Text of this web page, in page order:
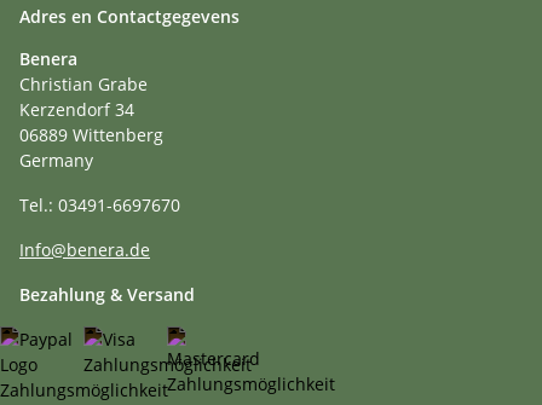
Adres en Contactgegevens
Benera
Christian Grabe
Kerzendorf 34
06889 Wittenberg
Germany
Tel.: 03491-6697670
Info@benera.de
Bezahlung & Versand